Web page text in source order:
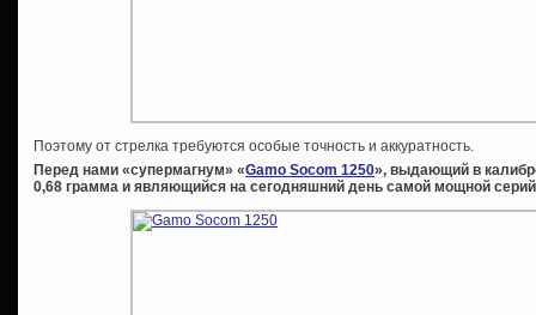
Поэтому от стрелка требуются особые точность и аккуратность.
Перед нами «супермагнум» «Gamo Socom 1250», выдающий в
0,68 грамма и являющийся на сегодняшний день самой мощной